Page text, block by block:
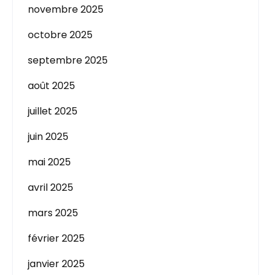
novembre 2025
octobre 2025
septembre 2025
août 2025
juillet 2025
juin 2025
mai 2025
avril 2025
mars 2025
février 2025
janvier 2025